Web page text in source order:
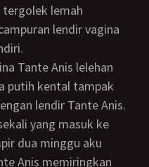
tergolek lemah
lendir vagina
putih kental tampak
lendir Tante Anis.
yang masuk ke
dua minggu aku
Anis memiringkan